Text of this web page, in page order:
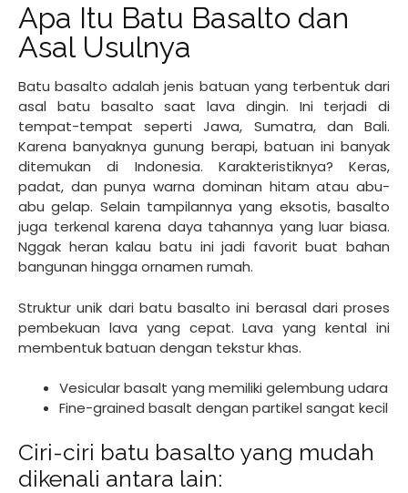
Apa Itu Batu Basalto dan
Asal Usulnya
Batu basalto adalah jenis batuan yang terbentuk dari
asal batu basalto saat lava dingin. Ini terjadi di
tempat-tempat seperti Jawa, Sumatra, dan Bali.
Karena banyaknya gunung berapi, batuan ini banyak
ditemukan di Indonesia. Karakteristiknya? Keras,
padat, dan punya warna dominan hitam atau abu-
abu gelap. Selain tampilannya yang eksotis, basalto
juga terkenal karena daya tahannya yang luar biasa.
Nggak heran kalau batu ini jadi favorit buat bahan
bangunan hingga ornamen rumah.
Struktur unik dari batu basalto ini berasal dari proses
pembekuan lava yang cepat. Lava yang kental ini
membentuk batuan dengan tekstur khas.
Vesicular basalt yang memiliki gelembung udara
Fine-grained basalt dengan partikel sangat kecil
Ciri-ciri batu basalto yang mudah
dikenali antara lain: